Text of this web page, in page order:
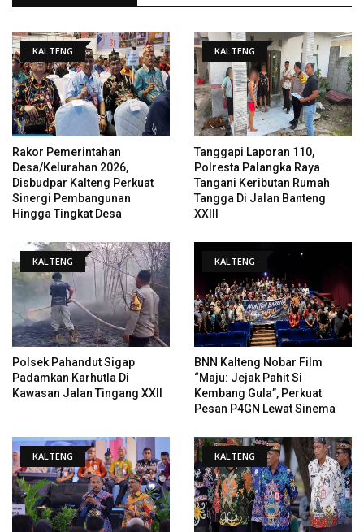
KALTENG
Rakor Pemerintahan
Desa/Kelurahan 2026,
Disbudpar Kalteng Perkuat
Sinergi Pembangunan
Hingga Tingkat Desa
KALTENG
Tanggapi Laporan 110,
Polresta Palangka Raya
Tangani Keributan Rumah
Tangga Di Jalan Banteng
XXIII
KALTENG
Polsek Pahandut Sigap
Padamkan Karhutla Di
Kawasan Jalan Tingang XXII
KALTENG
BNN Kalteng Nobar Film
“Maju: Jejak Pahit Si
Kembang Gula”, Perkuat
Pesan P4GN Lewat Sinema
KALTENG KALTENG